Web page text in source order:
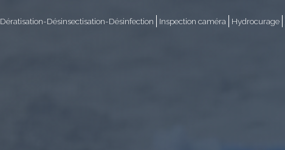
Dératisation-Désinsectisation-Désinfection Inspection caméra Hydrocurage